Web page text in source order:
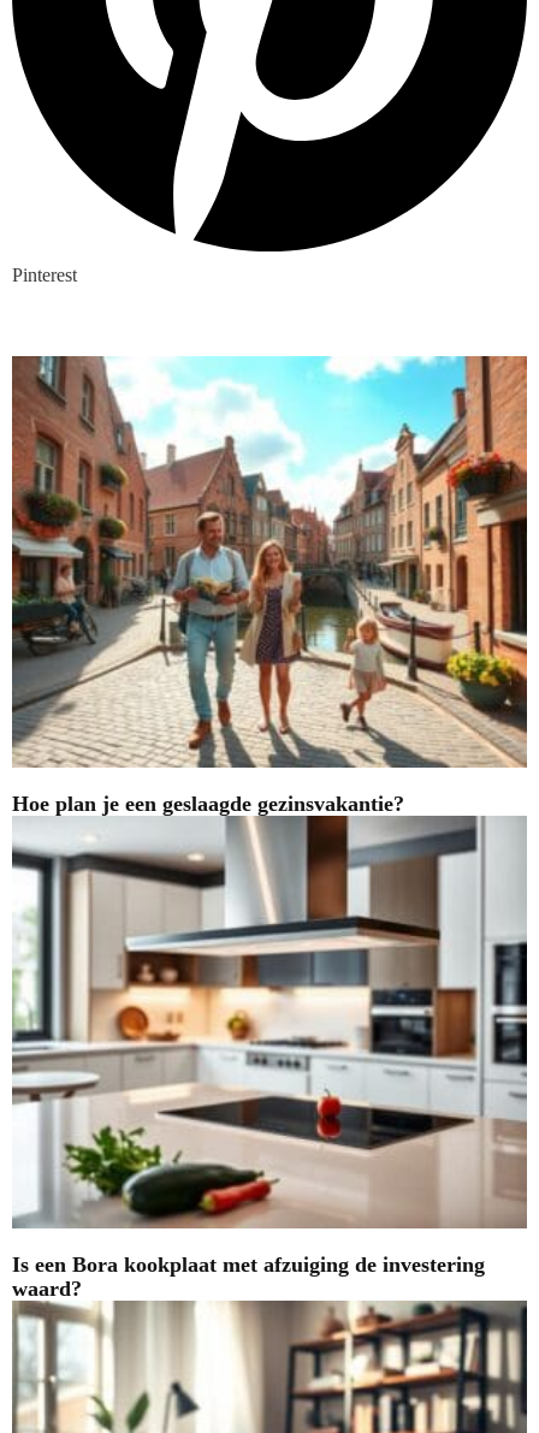
Pinterest
Hoe plan je een geslaagde gezinsvakantie?
Is een Bora kookplaat met afzuiging de investering
waard?